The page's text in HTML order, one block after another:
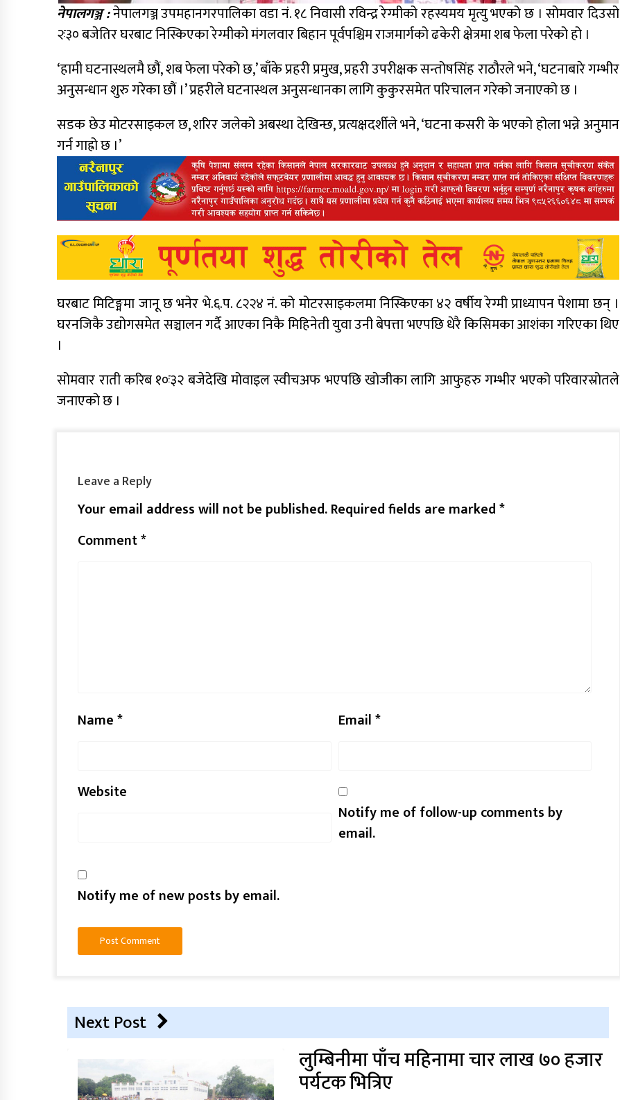
नेपालगञ्ज :नेपालगञ्ज उपमहानगरपालिका वडा नं. १८ निवासी रविन्द्र रेग्मीको रहस्यमय मृत्यु भएको छ । सोमवार दिउसो
२ः३० बजेतिर घरबाट निस्किएका रेग्मीको मंगलवार बिहान पूर्वपश्चिम राजमार्गको ढकेरी क्षेत्रमा शब फेला परेको हो ।
‘हामी घटनास्थलमै छौं, शब फेला परेको छ,’ बाँके प्रहरी प्रमुख, प्रहरी उपरीक्षक सन्तोषसिंह राठौरले भने, ‘घटनाबारे गम्भीर
अनुसन्धान शुरु गरेका छौं ।’ प्रहरीले घटनास्थल अनुसन्धानका लागि कुकुरसमेत परिचालन गरेको जनाएको छ ।
सडक छेउ मोटरसाइकल छ, शरिर जलेको अबस्था देखिन्छ, प्रत्यक्षदर्शीले भने, ‘घटना कसरी के भएको होला भन्ने अनुमान
गर्न गाह्रो छ ।’
घरबाट मिटिङ्ममा जानू छ भनेर भे.६.प. ८२२४ नं. को मोटरसाइकलमा निस्किएका ४२ वर्षीय रेग्मी प्राध्यापन पेशामा छन् ।
घरनजिकै उद्योगसमेत सञ्चालन गर्दै आएका निकै मिहिनेती युवा उनी बेपत्ता भएपछि धेरै किसिमका आशंका गरिएका थिए
।
सोमवार राती करिब १०ः३२ बजेदेखि मोवाइल स्वीचअफ भएपछि खोजीका लागि आफुहरु गम्भीर भएको परिवारस्रोतले
जनाएको छ ।
Leave a Reply
Your email address will not be published.Required fields are marked*
Comment*
Name* Email*
Website
Notify me of follow-up comments by
email.
Notify me of new posts by email.
Next Post
लुम्बिनीमा पाँच महिनामा चार लाख ७० हजार
पर्यटक भित्रिए